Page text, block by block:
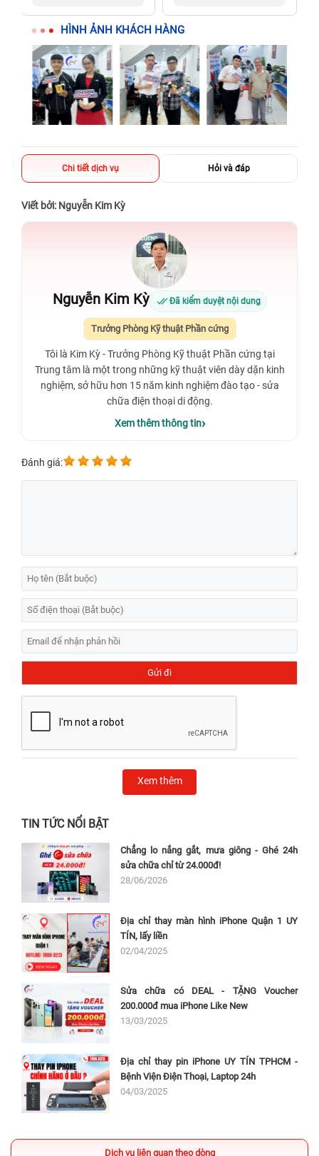
HÌNH ẢNH KHÁCH HÀNG
Chi tiết dịch vụ Hỏi và đáp
Viết bởi: Nguyễn Kim Kỳ
Nguyễn Kim Kỳ Đã kiểm duyệt nội dung
Trưởng Phòng Kỹ thuật Phần cứng
Tôi là Kim Kỳ - Trưởng Phòng Kỹ thuật Phần cứng tại
Trung tâm là một trong những kỹ thuật viên dày dặn kinh
nghiệm, sở hữu hơn 15 năm kinh nghiệm đào tạo - sửa
chữa điện thoại di động.
Xem thêm thông tin
Đánh giá:
Xem thêm
TIN TỨC NỔI BẬT
Chẳng lo nắng gắt, mưa giông - Ghé 24h
sửa chữa chỉ từ 24.000đ!
28/06/2026
Địa chỉ thay màn hình iPhone Quận 1 UY
TÍN, lấy liền
02/04/2025
Sửa chữa có DEAL - TẶNG Voucher
200.000đ mua iPhone Like New
13/03/2025
Địa chỉ thay pin iPhone UY TÍN TPHCM -
Bệnh Viện Điện Thoại, Laptop 24h
04/03/2025
Dịch vụ liên quan theo dòng